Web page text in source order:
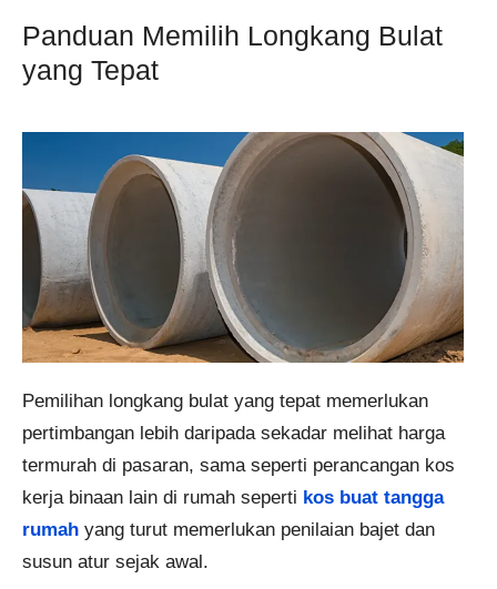
Panduan Memilih Longkang Bulat
yang Tepat
Pemilihan longkang bulat yang tepat memerlukan
pertimbangan lebih daripada sekadar melihat harga
termurah di pasaran, sama seperti perancangan kos
kerja binaan lain di rumah seperti kos buat tangga
rumah yang turut memerlukan penilaian bajet dan
susun atur sejak awal.